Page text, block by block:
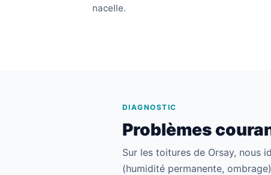
nacelle.
DIAGNOSTIC
Problèmes
Sur les toitures de Orsay, nous
(humidité permanente,